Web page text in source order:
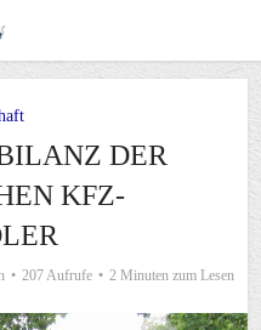
DER
KFZ-
207 Aufrufe 2 Minuten zum Lesen